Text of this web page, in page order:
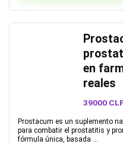
en
reales
39000
Prostacum es un suplemento
para combatir el prostatitis y
fórmula única, basada ...